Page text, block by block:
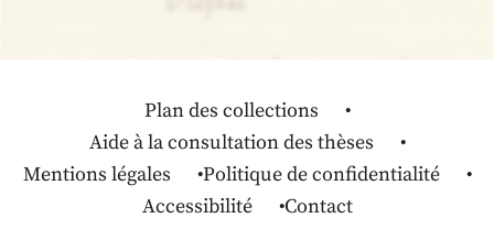
Plan des collections
Aide à la consultation des thèses
Mentions légales
Politique de confidentialité
Accessibilité
Contact